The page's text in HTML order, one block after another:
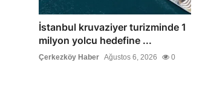
İstanbul kruvaziyer turizminde 1
milyon yolcu hedefine ...
Çerkezköy Haber Ağustos 6, 2026 0